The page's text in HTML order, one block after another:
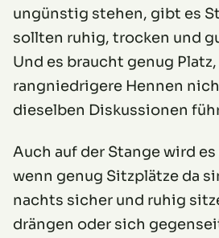
ungünstig stehen, gibt es
sollten ruhig, trocken und
Und es braucht genug
rangniedrigere Hennen
dieselben Diskussionen
Auch auf der Stange wird
wenn genug Sitzplätze da
nachts sicher und ruhig
drängen oder sich